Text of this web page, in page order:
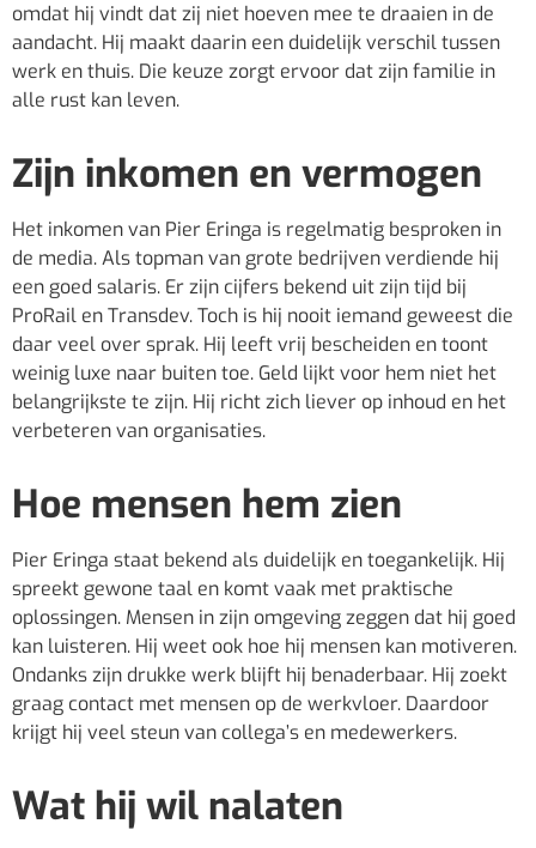
omdat hij vindt dat zij niet hoeven mee te draaien in de
aandacht. Hij maakt daarin een duidelijk verschil tussen
werk en thuis. Die keuze zorgt ervoor dat zijn familie in
alle rust kan leven.
Zijn inkomen en vermogen
Het inkomen van Pier Eringa is regelmatig besproken in
de media. Als topman van grote bedrijven verdiende hij
een goed salaris. Er zijn cijfers bekend uit zijn tijd bij
ProRail en Transdev. Toch is hij nooit iemand geweest die
daar veel over sprak. Hij leeft vrij bescheiden en toont
weinig luxe naar buiten toe. Geld lijkt voor hem niet het
belangrijkste te zijn. Hij richt zich liever op inhoud en het
verbeteren van organisaties.
Hoe mensen hem zien
Pier Eringa staat bekend als duidelijk en toegankelijk. Hij
spreekt gewone taal en komt vaak met praktische
oplossingen. Mensen in zijn omgeving zeggen dat hij goed
kan luisteren. Hij weet ook hoe hij mensen kan motiveren.
Ondanks zijn drukke werk blijft hij benaderbaar. Hij zoekt
graag contact met mensen op de werkvloer. Daardoor
krijgt hij veel steun van collega’s en medewerkers.
Wat hij wil nalaten